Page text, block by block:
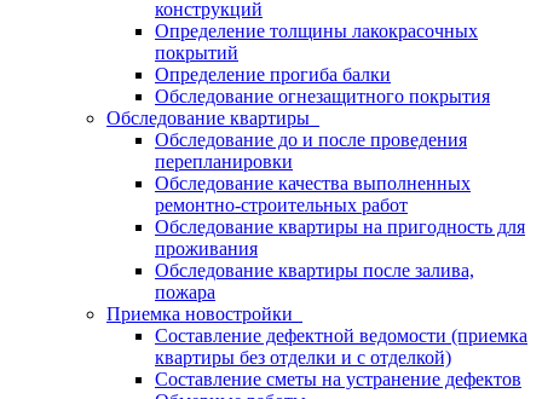
конструкций
Определение толщины лакокрасочных
покрытий
Определение прогиба балки
Обследование огнезащитного покрытия
Обследование квартиры
Обследование до и после проведения
перепланировки
Обследование качества выполненных
ремонтно-строительных работ
Обследование квартиры на пригодность для
проживания
Обследование квартиры после залива,
пожара
Приемка новостройки
Составление дефектной ведомости (приемка
квартиры без отделки и с отделкой)
Составление сметы на устранение дефектов